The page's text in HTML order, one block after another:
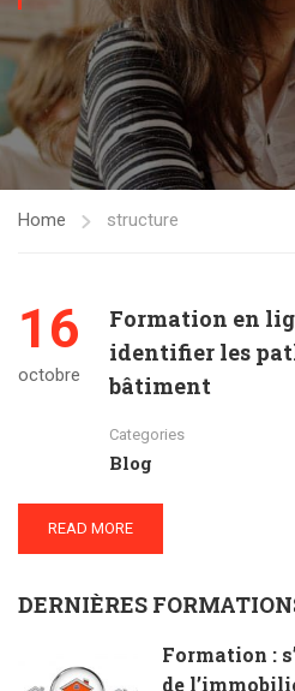
Home structure
16
octobre
Formation en
identifier les
bâtiment
Categories
Blog
READ MORE
DERNIÈRES
Formation :
de